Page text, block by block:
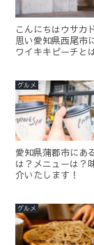
こんにちはウサカ
思い愛知県西尾市
ワイキキビーチと
グルメ
愛知県蒲郡市にあ
は？メニューは？
介いたします！
グルメ